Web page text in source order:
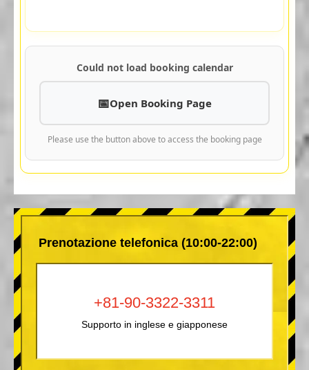
Could not load booking calendar
Open Booking Page
Please use the button above to access the booking page
Prenotazione telefonica (10:00-22:00)
+81-90-3322-3311
Supporto in inglese e giapponese